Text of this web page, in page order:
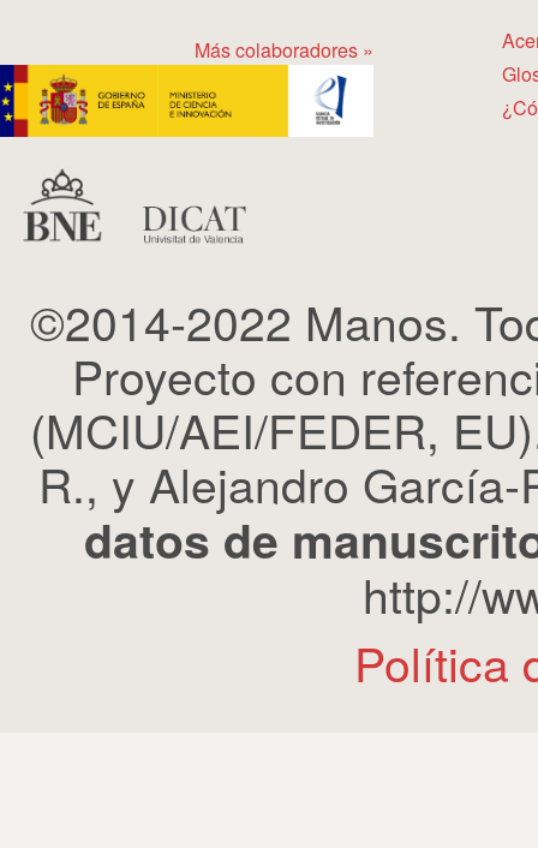
Más colaboradores »
©2014-2022 Manos.
Proyecto con
(MCIU/AEI/FEDER,
R., y Alejandro
datos de
http://
Política